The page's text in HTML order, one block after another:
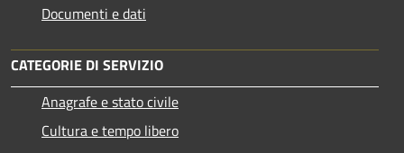
Documenti e dati
CATEGORIE DI SERVIZIO
Anagrafe e stato civile
Cultura e tempo libero